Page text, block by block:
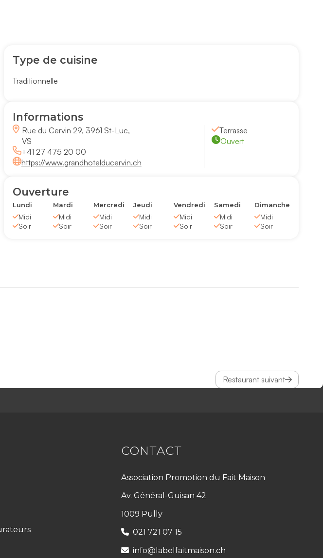
Type de cuisine
Traditionnelle
Informations
Rue du Cervin 29, 3961 St-Luc,
VS
+41 27 475 20 00
https://www.grandhotelducervin.ch
Terrasse
Ouvert
Ouverture
Lundi
Midi
Soir
Mardi
Midi
Soir
Mercredi
Midi
Soir
Jeudi
Midi
Soir
Vendredi
Midi
Soir
Samedi
Midi
Soir
Dimanche
Midi
Soir
Restaurant suivant
CONTACT
Association Promotion du Fait Maison
Av. Général-Guisan 42
1009 Pully
021 721 07 15
info@labelfaitmaison.ch